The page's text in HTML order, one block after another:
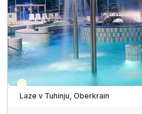
Teilweise ausgelastet
Laze v Tuhinju, Oberkrain